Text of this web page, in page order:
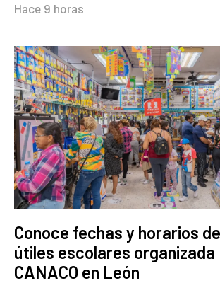
Hace 9 horas
Conoce fechas y horarios
útiles escolares organizada
CANACO en León